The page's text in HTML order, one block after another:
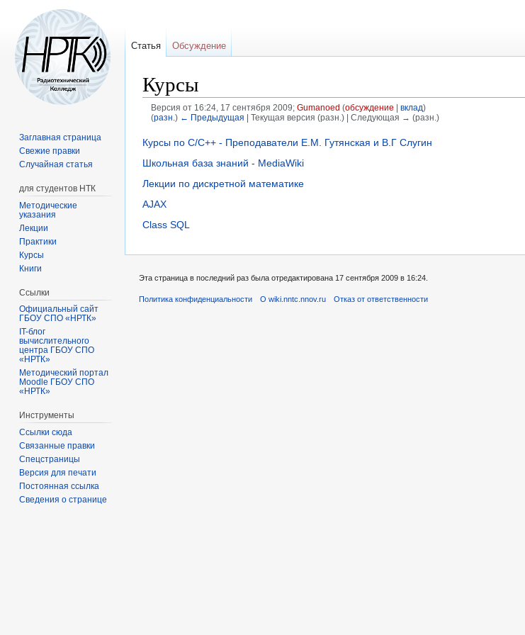
Курсы
Версия от 16:24, 17 сентября 2009; Gumanoed (обсуждение вклад)
(разн. ) ← Предыдущая | Текущая версия (разн.) | Следующая → (разн.)
Перейти
к
Перейти
к
Курсы по C/C++ - Преподаватели Е.М. Гутянская и В.Г Слугин
Школьная база знаний - MediaWiki
Лекции по дискретной математике
AJAX
Class SQL
Статья Обсуждение
Заглавная страница
Свежие правки
Случайная статья
для студентов НТК
Методические
указания
Лекции
Практики
Курсы
Книги
Ссылки
Официальный сайт
ГБОУ СПО «НРТК»
IT-блог
вычислительного
центра ГБОУ СПО
«НРТК»
Методический портал
Moodle ГБОУ СПО
«НРТК»
Инструменты
Ссылки сюда
Связанные правки
Спецстраницы
Версия для печати
Постоянная ссылка
Сведения о странице
Эта страница в последний раз была отредактирована 17 сентября 2009 в 16:24.
Политика конфиденциальности О wiki.nntc.nnov.ru Отказ от ответственности